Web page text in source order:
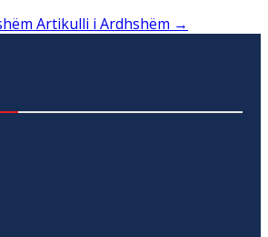
Artikulli i Ardhshëm →